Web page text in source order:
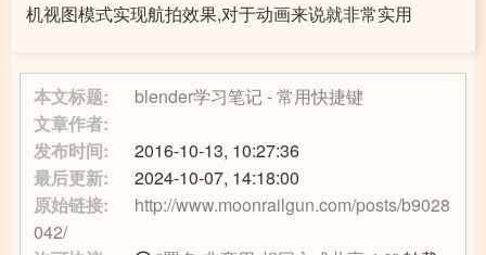
机视图模式实现航拍效果,对于动画来说就非常实用
本文标题:
blender学习笔记 - 常用快捷键
文章作者:
发布时间:
2016-10-13, 10:27:36
最后更新:
2024-10-07, 14:18:00
原始链接:
http://www.moonrailgun.com/posts/b9028
042/